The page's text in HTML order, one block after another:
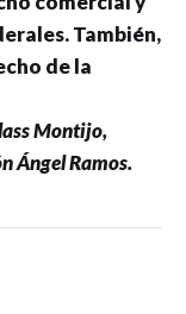
También,
de la
Montijo,
Ángel Ramos.